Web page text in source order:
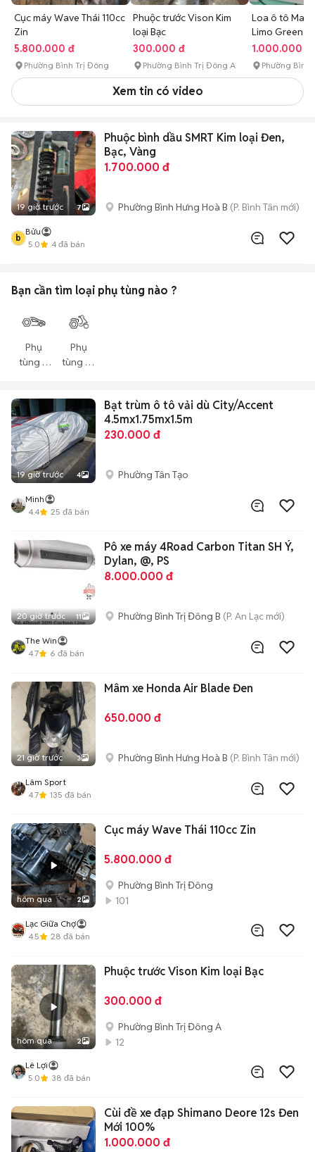
Cục máy Wave Thái 110cc
Zin
5.800.000 đ
Phường Bình Trị Đông
Phuộc trước Vison Kim
loại Bạc
300.000 đ
Phường Bình Trị Đông A
Loa ô tô
Limo Green
1.000.000 đ
Phường Bình
Xem tin có video
19 giờ trước 7
Phuộc bình dầu SMRT Kim loại Đen,
Bạc, Vàng
1.700.000 đ
Phường Bình Hưng Hoà B (P. Bình Tân mới)
b
Bửu
5.0
4 đã bán
Bạn cần tìm loại phụ tùng nào ?
Phụ
tùng ô
Phụ
tùng xe
19 giờ trước 4
Bạt trùm ô tô vải dù City/Accent
4.5mx1.75mx1.5m
230.000 đ
Phường Tân Tạo
Minh
4.4
25 đã bán
20 giờ trước 11
Pô xe máy 4Road Carbon Titan SH Ý,
Dylan, @, PS
8.000.000 đ
Phường Bình Trị Đông B (P. An Lạc mới)
The Win
4.7
6 đã bán
21 giờ trước 3
Mâm xe Honda Air Blade Đen
650.000 đ
Phường Bình Hưng Hoà B (P. Bình Tân mới)
Lâm Sport
4.7
135 đã bán
hôm qua 2
Cục máy Wave Thái 110cc Zin
5.800.000 đ
Phường Bình Trị Đông
101
Lạc Giữa Chợ
4.5
28 đã bán
hôm qua 2
Phuộc trước Vison Kim loại Bạc
300.000 đ
Phường Bình Trị Đông A
12
Lê Lợi
5.0
38 đã bán
Cùi đề xe đạp Shimano Deore 12s Đen
Mới 100%
1.000.000 đ